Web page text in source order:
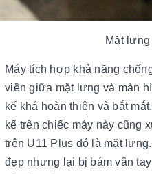
Mặt
Máy tích hợp khả năng
viền giữa mặt lưng và màn
kế khá hoàn thiện và bắt
kế trên chiếc máy này cũng
trên U11 Plus đó là mặt
đẹp nhưng lại bị bám vân